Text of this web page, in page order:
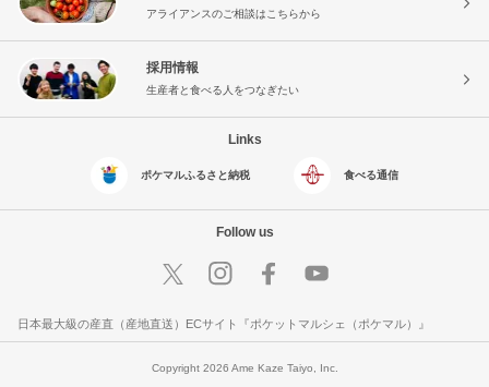
アライアンスのご相談はこちらから
採用情報
生産者と食べる人をつなぎたい
Links
ポケマルふるさと納税 食べる通信
Follow us
日本最大級の産直（産地直送）ECサイト『ポケットマルシェ（ポケマル）』
Copyright 2026 Ame Kaze Taiyo, Inc.